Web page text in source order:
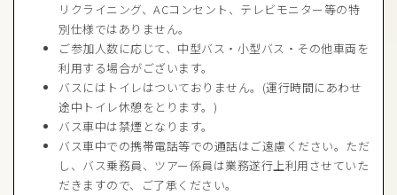
リクライニング、ACコンセント、テレビモニター等の特
別仕様ではありません。
ご参加人数に応じて、中型バス・小型バス・その他車両を
利用する場合がございます。
バスにはトイレはついておりません。(運行時間にあわせ
途中トイレ休憩をとります。)
バス車中は禁煙となります。
バス車中での携帯電話等での通話はご遠慮ください。ただ
し、バス乗務員、ツアー係員は業務遂行上利用させていた
だきますので、ご了承ください。